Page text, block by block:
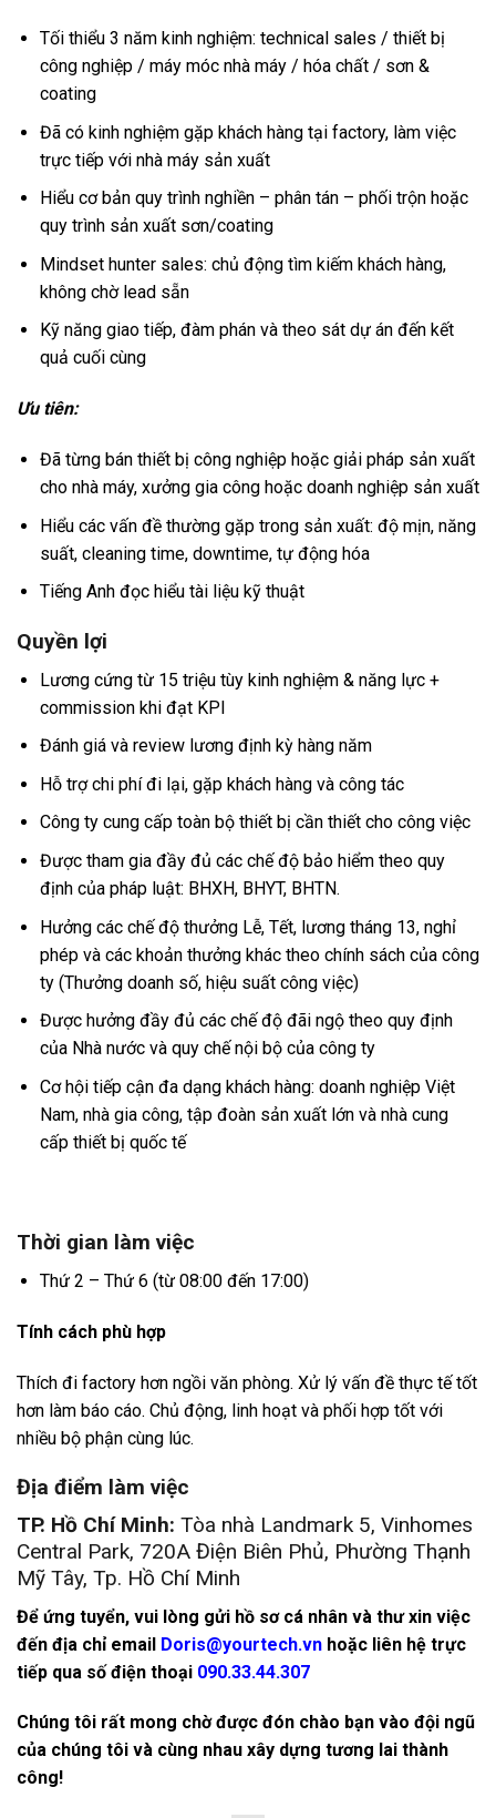
Tối thiểu 3 năm kinh nghiệm: technical sales / thiết bị
công nghiệp / máy móc nhà máy / hóa chất / sơn &
coating
Đã có kinh nghiệm gặp khách hàng tại factory, làm việc
trực tiếp với nhà máy sản xuất
Hiểu cơ bản quy trình nghiền – phân tán – phối trộn hoặc
quy trình sản xuất sơn/coating
Mindset hunter sales: chủ động tìm kiếm khách hàng,
không chờ lead sẵn
Kỹ năng giao tiếp, đàm phán và theo sát dự án đến kết
quả cuối cùng
Ưu tiên:
Đã từng bán thiết bị công nghiệp hoặc giải pháp sản xuất
cho nhà máy, xưởng gia công hoặc doanh nghiệp sản xuất
Hiểu các vấn đề thường gặp trong sản xuất: độ mịn, năng
suất, cleaning time, downtime, tự động hóa
Tiếng Anh đọc hiểu tài liệu kỹ thuật
Quyền lợi
Lương cứng từ 15 triệu tùy kinh nghiệm & năng lực +
commission khi đạt KPI
Đánh giá và review lương định kỳ hàng năm
Hỗ trợ chi phí đi lại, gặp khách hàng và công tác
Công ty cung cấp toàn bộ thiết bị cần thiết cho công việc
Được tham gia đầy đủ các chế độ bảo hiểm theo quy
định của pháp luật: BHXH, BHYT, BHTN.
Hưởng các chế độ thưởng Lễ, Tết, lương tháng 13, nghỉ
phép và các khoản thưởng khác theo chính sách của công
ty (Thưởng doanh số, hiệu suất công việc)
Được hưởng đầy đủ các chế độ đãi ngộ theo quy định
của Nhà nước và quy chế nội bộ của công ty
Cơ hội tiếp cận đa dạng khách hàng: doanh nghiệp Việt
Nam, nhà gia công, tập đoàn sản xuất lớn và nhà cung
cấp thiết bị quốc tế
Thời gian làm việc
Thứ 2 – Thứ 6 (từ 08:00 đến 17:00)
Tính cách phù hợp
Thích đi factory hơn ngồi văn phòng. Xử lý vấn đề thực tế tốt
hơn làm báo cáo. Chủ động, linh hoạt và phối hợp tốt với
nhiều bộ phận cùng lúc.
Địa điểm làm việc
TP. Hồ Chí Minh: Tòa nhà Landmark 5, Vinhomes
Central Park, 720A Điện Biên Phủ, Phường Thạnh
Mỹ Tây, Tp. Hồ Chí Minh
Để ứng tuyển, vui lòng gửi hồ sơ cá nhân và thư xin việc
đến địa chỉ email Doris@yourtech.vn hoặc liên hệ trực
tiếp qua số điện thoại 090.33.44.307
Chúng tôi rất mong chờ được đón chào bạn vào đội ngũ
của chúng tôi và cùng nhau xây dựng tương lai thành
công!